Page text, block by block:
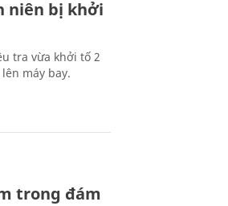
niên bị khởi
tra vừa khởi tố 2
máy bay.
trong đám